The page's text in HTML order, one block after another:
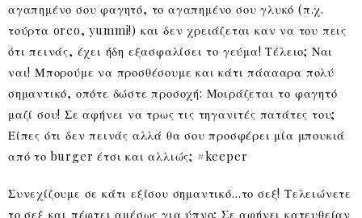
αγαπημένο σου φαγητό, το αγαπημένο σου γλυκό (π.χ.
τούρτα oreo, yummi!) και δεν χρειάζεται καν να του πεις
ότι πεινάς, έχει ήδη εξασφαλίσει το γεύμα! Τέλειο; Ναι
ναι! Μπορούμε να προσθέσουμε και κάτι πάαααρα πολύ
σημαντικό, οπότε δώστε προσοχή: Μοιράζεται το φαγητό
μαζί σου! Σε αφήνει να τρως τις τηγανιτές πατάτες του;
Είπες ότι δεν πεινάς αλλά θα σου προσφέρει μία μπουκιά
από το burger έτσι και αλλιώς; #keeper
Συνεχίζουμε σε κάτι εξίσου σημαντικό…το σεξ! Τελειώνετε
το σεξ και πέφτει αμέσως για ύπνο; Σε αφήνει κατευθείαν